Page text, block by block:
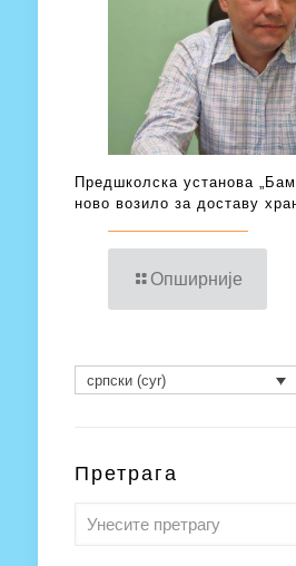
Предшколска установа
ново возило за доставу
Опширније
српски (cyr)
Претрага